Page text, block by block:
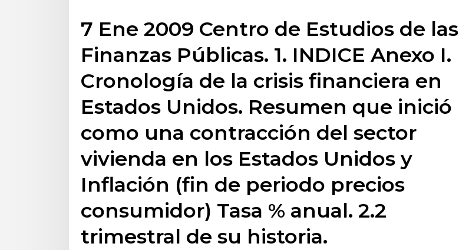
7 Ene 2009 Centro de Estudios de las
Finanzas Públicas. 1. INDICE Anexo I.
Cronología de la crisis financiera en
Estados Unidos. Resumen que inició
como una contracción del sector
vivienda en los Estados Unidos y
Inflación (fin de periodo precios
consumidor) Tasa % anual. 2.2
trimestral de su historia.